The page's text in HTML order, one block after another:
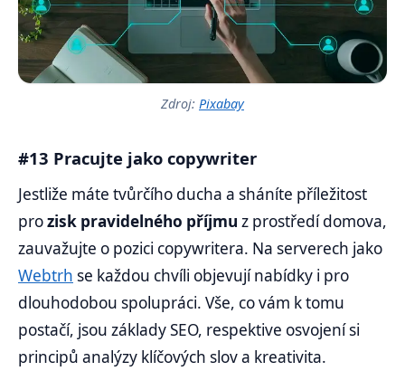
Zdroj: Pixabay
#13 Pracujte jako copywriter
Jestliže máte tvůrčího ducha a sháníte příležitost
prozisk pravidelného příjmu z prostředí domova,
zauvažujte o pozici copywritera. Na serverech jako
Webtrh se každou chvíli objevují nabídky i pro
dlouhodobou spolupráci. Vše, co vám k tomu
postačí, jsou základy SEO, respektive osvojení si
principů analýzy klíčových slov a kreativita.